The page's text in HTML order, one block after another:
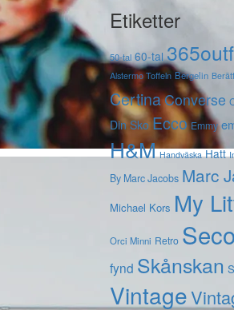
Etiketter
50-tal 60-tal
Alstermo Toffeln Bergelin
CertinaConverse
Din Sko Ecco Emmy
H&M Handväska Hatt
By Marc Jacobs Marc
Michael Kors My
Orci Minni Retro
fynd Skånskan
Vintage